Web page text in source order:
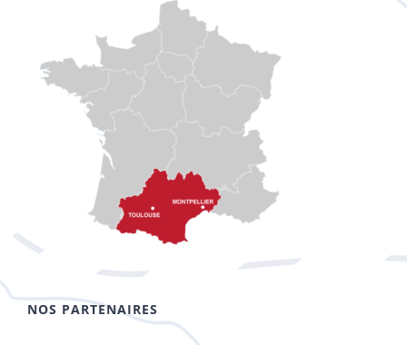
NOS PARTENAIRES